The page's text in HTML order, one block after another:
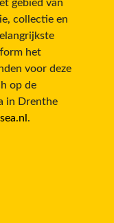
gebied van
collectie en
het
voor deze
op de
in Drenthe
.